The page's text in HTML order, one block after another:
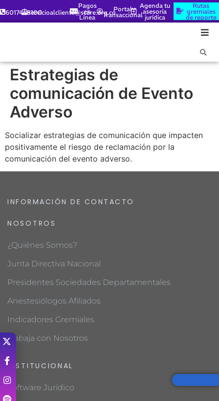
6017448100servicioalcliente@scare.org.co
Pagos
en
Línea
Portal
Transaccional
Agenda tu
asesoría
jurídica
Rutas
gremiales
de reporte
Estrategias de
comunicación de Evento
Adverso
Socializar estrategias de comunicación que impacten
positivamente el riesgo de reclamación por la
comunicación del evento adverso.
INFORMACIÓN DE CONTACTO
NOSOTROS
¿Quiénes Somos?
Junta Directiva Nacional
Presidentes Sociedades Departamentales
Anestesiólogos Afiliados
Indicadores Gremiales
Trabaja con Nosotros
INSTITUCIONAL
Software Jurídico